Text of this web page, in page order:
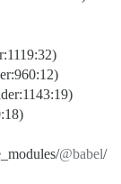
@babel/